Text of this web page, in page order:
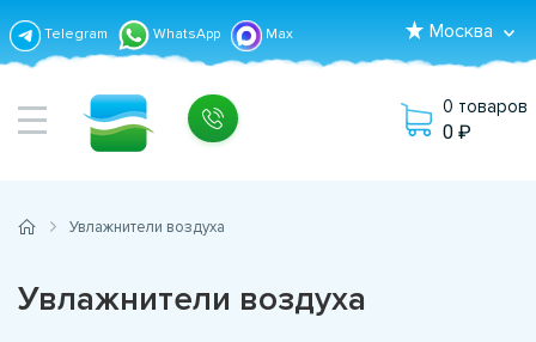
Telegram WhatsApp Max Москва
0 товаров
0
Увлажнители воздуха
Увлажнители воздуха